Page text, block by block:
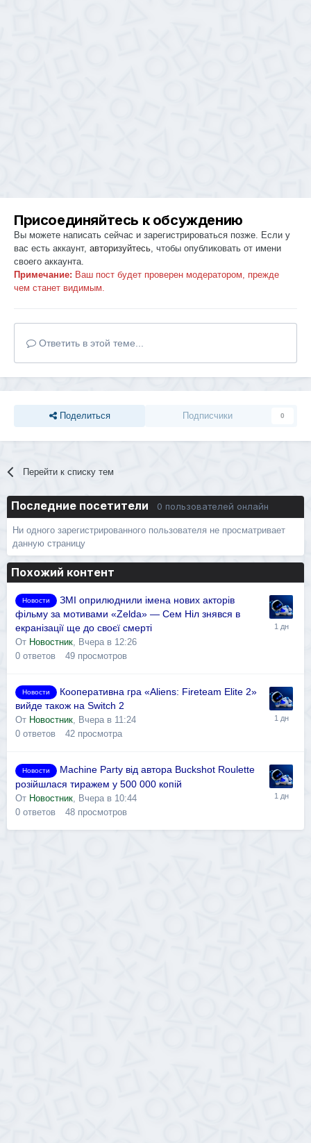
Присоединяйтесь к обсуждению
Вы можете написать сейчас и зарегистрироваться позже. Если у
вас есть аккаунт, авторизуйтесь , чтобы опубликовать от имени
своего аккаунта.
Примечание: Ваш пост будет проверен модератором, прежде
чем станет видимым.
Ответить в этой теме...
Поделиться Подписчики 0
Перейти к списку тем
Последние посетители 0 пользователей онлайн
Ни одного зарегистрированного пользователя не просматривает
данную страницу
Похожий контент
Новости
ЗМІ оприлюднили імена нових акторів
фільму за мотивами «Zelda» — Сем Ніл знявся в
екранізації ще до своєї смерті
От Новостник
Вчера в 12:26
0 ответов 49 просмотров
Новости
Кооперативна гра «Aliens: Fireteam Elite 2»
вийде також на Switch 2
От Новостник, Вчера в 11:24
0 ответов 42 просмотра
Новости
Machine Party від автора Buckshot Roulette
розійшлася тиражем у 500 000 копій
От Новостник Вчера в 10:44
0 ответов 48 просмотров